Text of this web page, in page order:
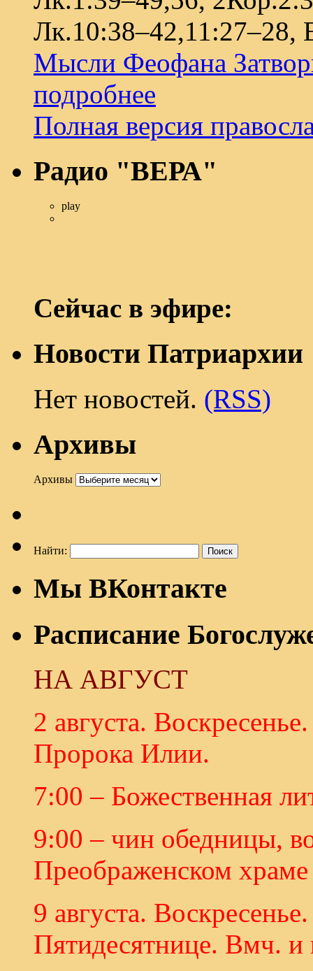
Лк.10:38–42,11:27–28,
Мысли Феофана
подробнее
Полная версия
Радио "ВЕРА"
play
Сейчас в эфире:
Новости Патриархии
Нет новостей. (RSS)
Архивы
Архивы
Найти:
Мы ВКонтакте
Расписание
НА АВГУСТ
2 августа.
Пророка Илии.
7:00 – Божественная
9:00 – чин обедницы,
Преображенском
9 августа.
Пятидесятнице. Вмч.